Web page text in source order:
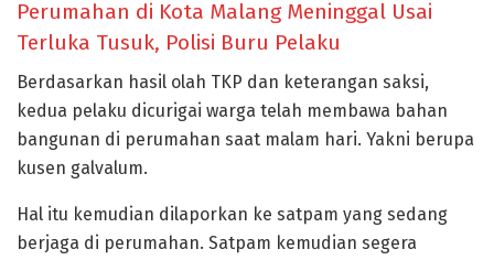
Perumahan di Kota Malang Meninggal Usai
Terluka Tusuk, Polisi Buru Pelaku
Berdasarkan hasil olah TKP dan keterangan saksi,
kedua pelaku dicurigai warga telah membawa bahan
bangunan di perumahan saat malam hari. Yakni berupa
kusen galvalum.
Hal itu kemudian dilaporkan ke satpam yang sedang
berjaga di perumahan. Satpam kemudian segera